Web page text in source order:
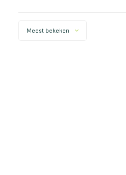
Meest bekeken